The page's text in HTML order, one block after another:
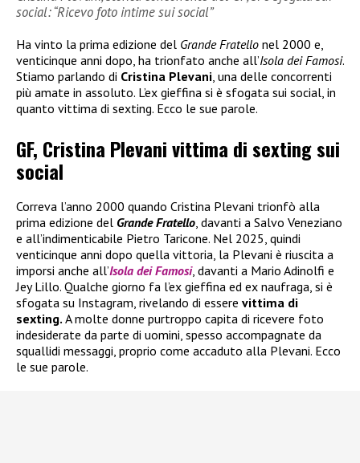
social: “Ricevo foto intime sui social”
Ha vinto la prima edizione del Grande Fratello nel 2000 e,
venticinque anni dopo, ha trionfato anche all’Isola dei Famosi.
Stiamo parlando di Cristina Plevani , una delle concorrenti
più amate in assoluto. L’ex gieffina si è sfogata sui social, in
quanto vittima di sexting. Ecco le sue parole.
GF, Cristina Plevani vittima di sexting sui
social
Correva l’anno 2000 quando Cristina Plevani trionfò alla
prima edizione del Grande Fratello , davanti a Salvo Veneziano
e all’indimenticabile Pietro Taricone. Nel 2025, quindi
venticinque anni dopo quella vittoria, la Plevani è riuscita a
imporsi anche all’Isola dei Famosi, davanti a Mario Adinolfi e
Jey Lillo. Qualche giorno fa l’ex gieffina ed ex naufraga, si è
sfogata su Instagram, rivelando di essere vittima di
sexting. A molte donne purtroppo capita di ricevere foto
indesiderate da parte di uomini, spesso accompagnate da
squallidi messaggi, proprio come accaduto alla Plevani. Ecco
le sue parole.